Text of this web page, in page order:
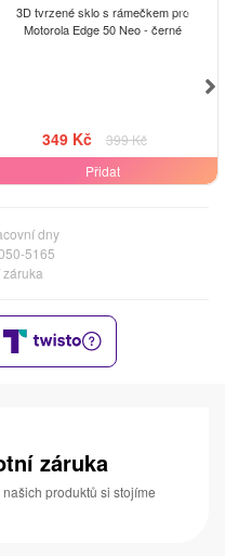
-13%
3D tvrzené sklo s rámečkem pro
Motorola Edge 50 Neo - černé
349 Kč
399 Kč
Přidat
dny
5165
záruka
produktů si stojíme